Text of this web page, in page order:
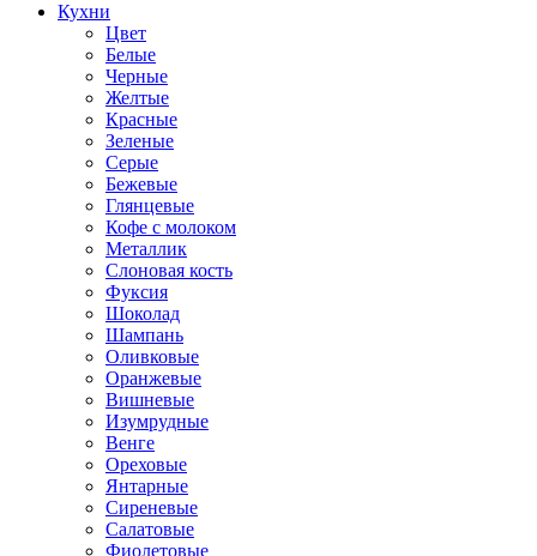
Кухни
Цвет
Белые
Черные
Желтые
Красные
Зеленые
Серые
Бежевые
Глянцевые
Кофе с молоком
Металлик
Слоновая кость
Фуксия
Шоколад
Шампань
Оливковые
Оранжевые
Вишневые
Изумрудные
Венге
Ореховые
Янтарные
Сиреневые
Салатовые
Фиолетовые